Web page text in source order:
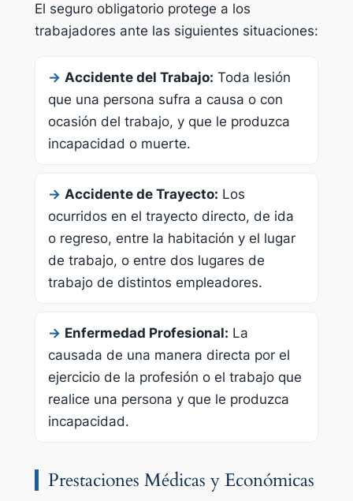
El seguro obligatorio protege a los
trabajadores ante las siguientes situaciones:
→ Accidente del Trabajo: Toda lesión
que una persona sufra a causa o con
ocasión del trabajo, y que le produzca
incapacidad o muerte.
→ Accidente de Trayecto: Los
ocurridos en el trayecto directo, de ida
o regreso, entre la habitación y el lugar
de trabajo, o entre dos lugares de
trabajo de distintos empleadores.
→ Enfermedad Profesional: La
causada de una manera directa por el
ejercicio de la profesión o el trabajo que
realice una persona y que le produzca
incapacidad.
Prestaciones Médicas y Económicas